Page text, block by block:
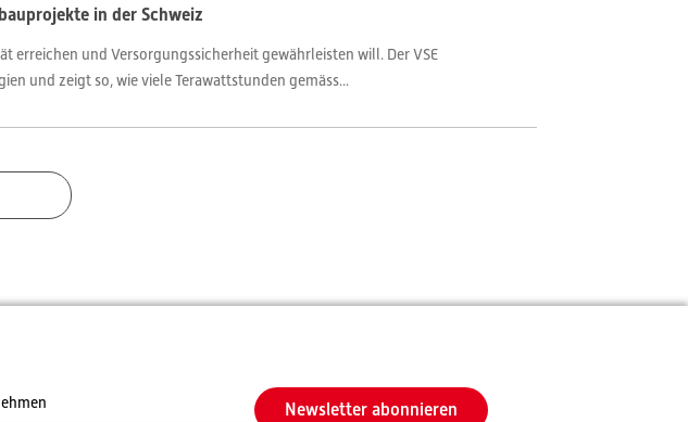
in der Schweiz
erreichen und Versorgungssicherheit gewährleisten will. Der VSE
und zeigt so, wie viele Terawattstunden gemäss...
Newsletter abonnieren